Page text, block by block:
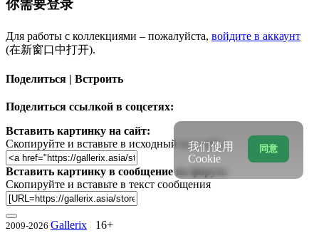
你需要登录
Для работы с коллекциями – пожалуйста, войдите в аккаунт
(在新窗口中打开).
Поделиться | Встроить
Поделиться ссылкой в соцсетях:
Вставить картинку на сайт:
Скопируйте и вставьте в исходный код сайта
Вставить картинку в сообщение на форум:
Скопируйте и вставьте в текст сообщения
2009-2026 Gallerix 16+
同意
我们使用
Cookie